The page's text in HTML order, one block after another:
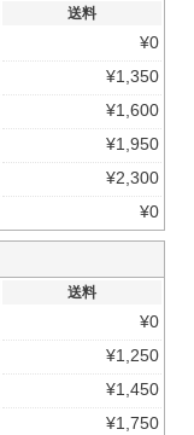
送料
¥0
¥1,350
¥1,600
¥1,950
¥2,300
¥0
送料
¥0
¥1,250
¥1,450
¥1,750